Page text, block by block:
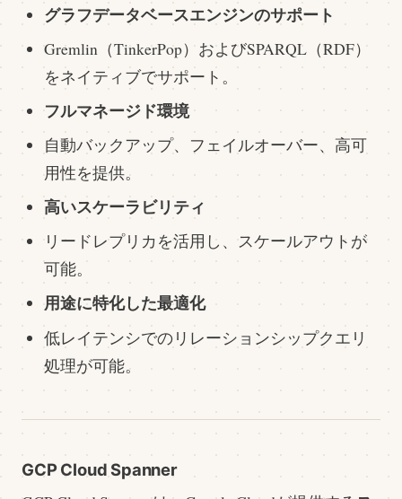
グラフデータベースエンジンのサポート
Gremlin（TinkerPop）およびSPARQL（RDF）
をネイティブでサポート。
フルマネージド環境
自動バックアップ、フェイルオーバー、高可
用性を提供。
高いスケーラビリティ
リードレプリカを活用し、スケールアウトが
可能。
用途に特化した最適化
低レイテンシでのリレーションシップクエリ
処理が可能。
GCP Cloud Spanner